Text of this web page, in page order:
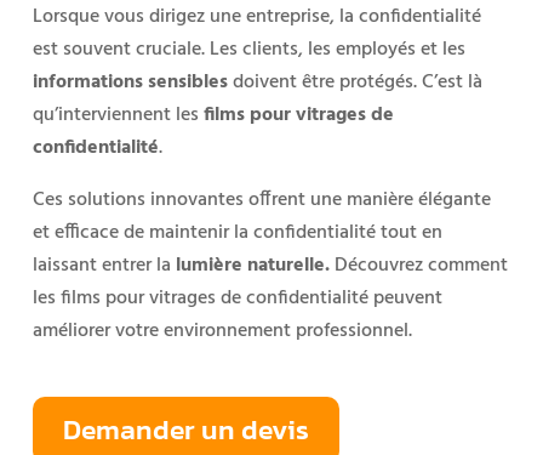
Lorsque vous dirigez une entreprise, la confidentialité
est souvent cruciale. Les clients, les employés et les
informations sensiblesdoivent être protégés. C’est là
qu’interviennent lesfilms pour vitrages de
confidentialité.
Ces solutions innovantes offrent une manière élégante
et efficace de maintenir la confidentialité tout en
laissant entrer la lumière naturelle.Découvrez comment
les films pour vitrages de confidentialité peuvent
améliorer votre environnement professionnel.
Demander un devis